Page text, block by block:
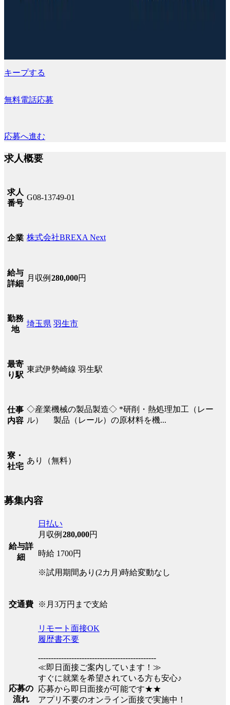
キープする
無料電話応募
応募へ進む
求人概要
求人
番号
G08-13749-01
企業 株式会社BREXA Next
給与
詳細
月収例 280,000円
勤務
地
埼玉県 羽生市
最寄
り駅
東武伊勢崎線 羽生駅
仕事
内容
◇産業機械の製品製造◇ *研削・熱処理加工（レー
ル） 製品（レール）の原材料を機...
寮・
社宅
あり（無料）
募集内容
給与詳
細
日払い
月収例 280,000円
時給 1700円
※試用期間あり(2カ月)時給変動なし
交通費 ※月3万円まで支給
応募の
流れ
リモート面接OK
履歴書不要
----------------------------------------------
≪即日面接ご案内しています！≫
すぐに就業を希望されている方も安心♪
応募から即日面接が可能です★★
アプリ不要のオンライン面接で実施中！